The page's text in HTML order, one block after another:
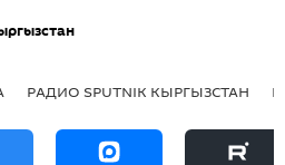
РАДИО SPUTNIK КЫРГЫЗСТАН